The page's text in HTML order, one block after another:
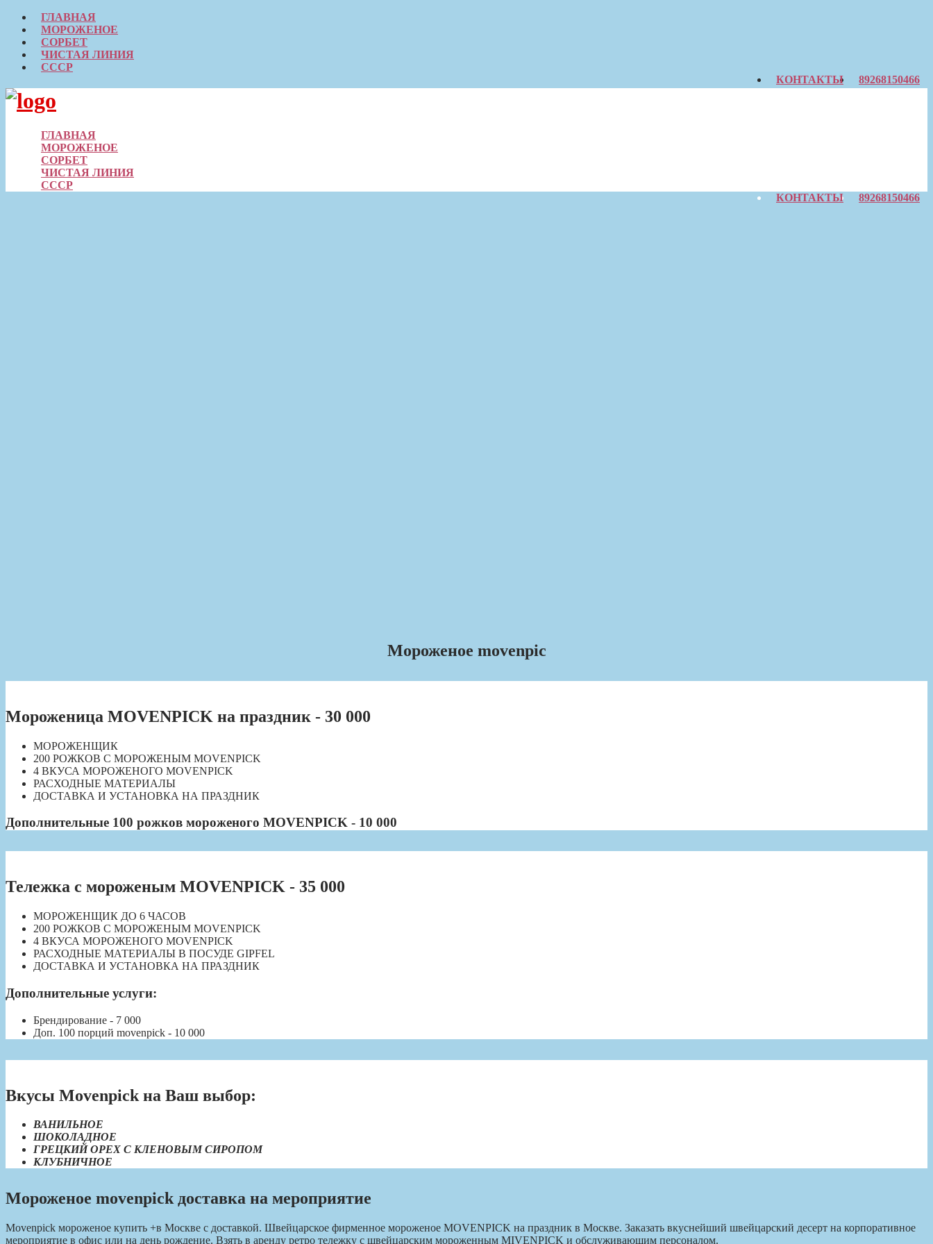
ГЛАВНАЯ
МОРОЖЕНОЕ
СОРБЕТ
ЧИСТАЯ ЛИНИЯ
СССР
89268150466
КОНТАКТЫ
Skip
ГЛАВНАЯ
МОРОЖЕНОЕ
СОРБЕТ
ЧИСТАЯ ЛИНИЯ
СССР
89268150466
КОНТАКТЫ
Мороженое movenpic
Мороженица MOVENPICK на праздник - 30 000
МОРОЖЕНЩИК
200 РОЖКОВ С МОРОЖЕНЫМ MOVENPICK
4 ВКУСА МОРОЖЕНОГО MOVENPICK
РАСХОДНЫЕ МАТЕРИАЛЫ
ДОСТАВКА И УСТАНОВКА НА ПРАЗДНИК
Дополнительные 100 рожков мороженого MOVENPICK - 10 000
Тележка с мороженым MOVENPICK - 35 000
МОРОЖЕНЩИК ДО 6 ЧАСОВ
200 РОЖКОВ С МОРОЖЕНЫМ MOVENPICK
4 ВКУСА МОРОЖЕНОГО MOVENPICK
РАСХОДНЫЕ МАТЕРИАЛЫ В ПОСУДЕ GIPFEL
ДОСТАВКА И УСТАНОВКА НА ПРАЗДНИК
Дополнительные услуги:
Брендирование - 7 000
Доп. 100 порций movenpick - 10 000
Вкусы Movenpick на Ваш выбор:
ВАНИЛЬНОЕ
ШОКОЛАДНОЕ
ГРЕЦКИЙ ОРЕХ С КЛЕНОВЫМ СИРОПОМ
КЛУБНИЧНОЕ
Мороженое movenpick доставка на мероприятие
Movenpick мороженое купить +в Москве с доставкой. Швейцарское фирменное мороженое MOVENPICK на праздник в Москве. Заказать вкуснейший швейцарский десерт на корпоративное
мероприятие в офис или на день рождение. Взять в аренду ретро тележку с швейцарским мороженным MIVENPICK и обслуживающим персоналом.